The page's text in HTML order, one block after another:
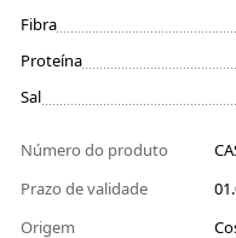
Fibra
Proteína
Sal
Número do produto
Prazo de validade
Origem